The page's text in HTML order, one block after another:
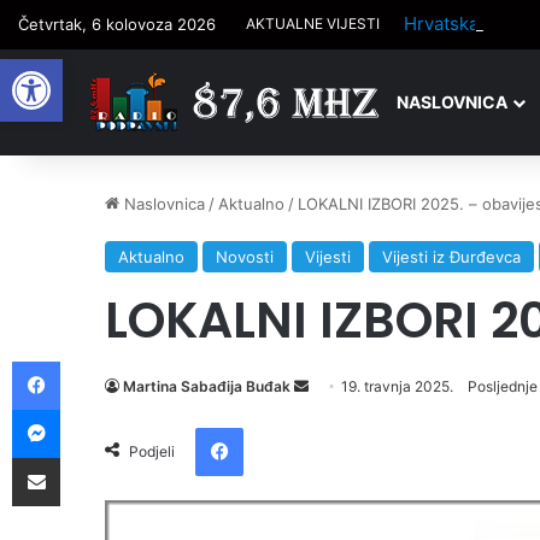
Open toolbar
Četvrtak, 6 kolovoza 2026 AKTUALNE VIJESTI
NASLOVNICA
Naslovnica / Aktualno / LOKALNI IZBORI 2025. –
Aktualno Novosti Vijesti Vijesti iz Đurđevca
LOKALNI IZBORI
Martina Sabađija Buđak
a
19. travnja 2025.
Podjeli